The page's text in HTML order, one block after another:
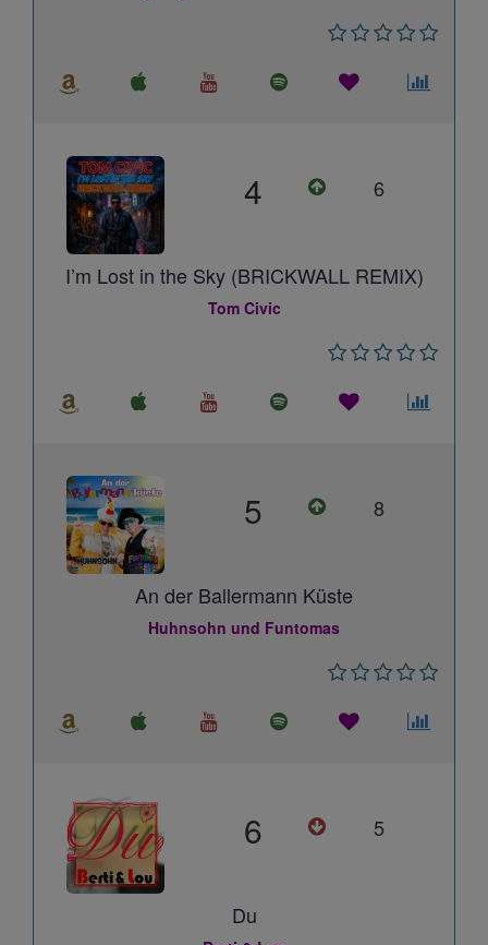
4 6
I’m Lost in the Sky (BRICKWALL REMIX)
Tom Civic
5 8
An der Ballermann Küste
Huhnsohn und Funtomas
6 5
Du